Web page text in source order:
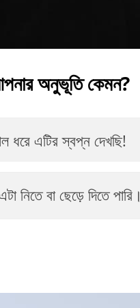
অনুভূতি কেমন?
ধরে এটির স্বপ্ন দেখছি!
নিতে বা ছেড়ে দিতে পারি।